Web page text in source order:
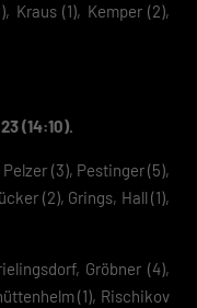
Kraus (1), Kemper (2),
(14:10).
(3), Pestinger (5),
(2), Grings, Hall (1),
Gröbner (4),
(1), Rischikov